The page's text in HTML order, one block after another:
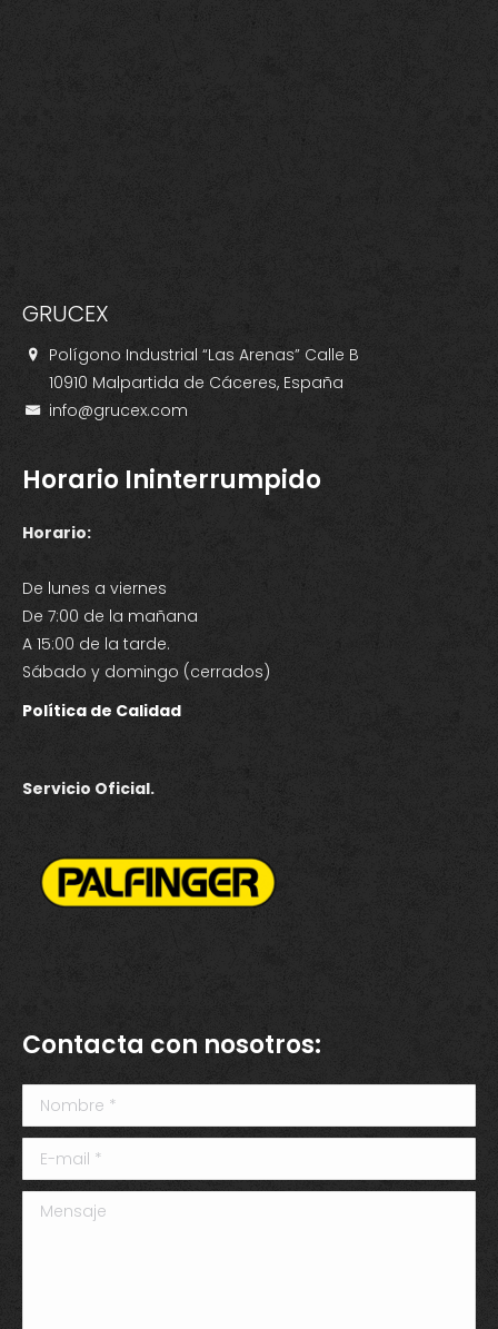
GRUCEX
Polígono Industrial “Las Arenas” Calle B
10910 Malpartida de Cáceres, España
info@grucex.com
Horario Ininterrumpido
Horario:
De lunes a viernes
De 7:00 de la mañana
A 15:00 de la tarde.
Sábado y domingo (cerrados)
Política de Calidad
Servicio Oficial.
Contacta con nosotros:
Nombre *
E-mail *
Mensaje